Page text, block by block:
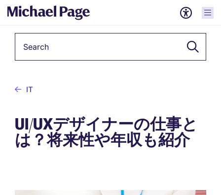
IT
UI/UXデザイナーの仕事と
は？将来性や年収も紹介